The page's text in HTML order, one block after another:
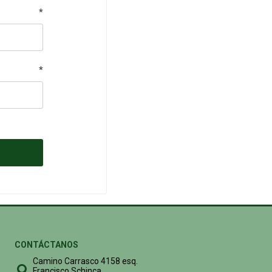
*
*
CONTÁCTANOS
Camino Carrasco 4158 esq.